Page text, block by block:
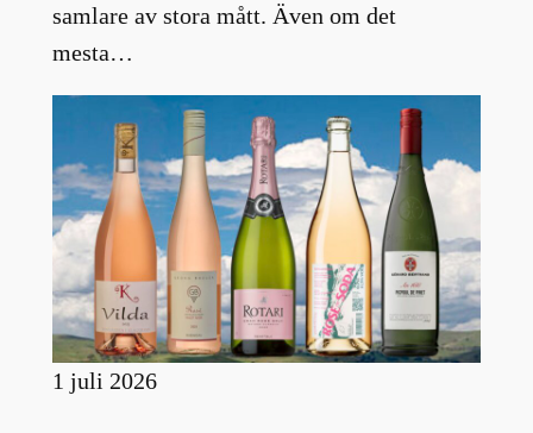
samlare av stora mått. Även om det
mesta…
1 juli 2026